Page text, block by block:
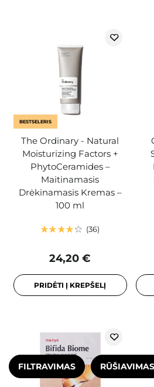
BESTSELERIS
The Ordinary - Natural
Moisturizing Factors +
PhytoCeramides –
Maitinamasis
Drėkinamasis Kremas –
100 ml
36
24,20 €
PRIDĖTI Į KREPŠELĮ
FILTRAVIMAS RŪŠIAVIMAS